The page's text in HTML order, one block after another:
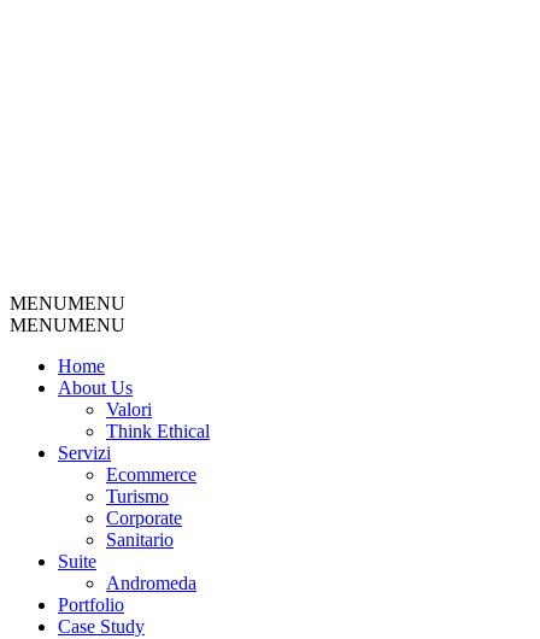
MENUMENU
MENUMENU
Home
About Us
Valori
Think Ethical
Servizi
Ecommerce
Turismo
Corporate
Sanitario
Suite
Andromeda
Portfolio
Case Study